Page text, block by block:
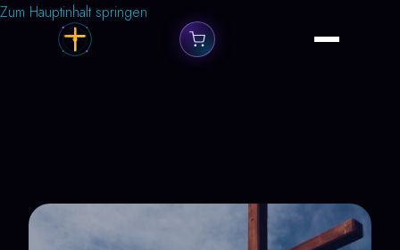
Zum Hauptinhalt springen